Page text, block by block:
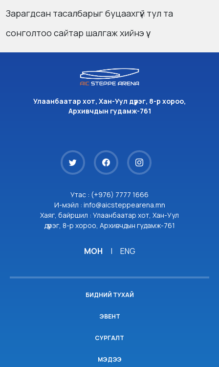
Зарагдсан тасалбарыг буцаахгүй тул та
сонголтоо сайтар шалгаж хийнэ үү.
Улаанбаатар хот, Хан-Уул дүүрэг, 8-р хороо,
Архивчдын гудамж-761
Утас : (+976) 7777 1666
И-мэйл : info@aicsteppearena.mn
Хаяг, байршил : Улаанбаатар хот, Хан-Уул
дүүрэг, 8-р хороо, Архивчдын гудамж-761
МОН | ENG
БИДНИЙ ТУХАЙ
ЭВЕНТ
СУРГАЛТ
МЭДЭЭ